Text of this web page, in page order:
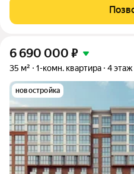
детский клуб, панорамные
решения для удобства и
6 690 000 ₽
35 м² 1-комн. квартира 4 этаж
новостройка